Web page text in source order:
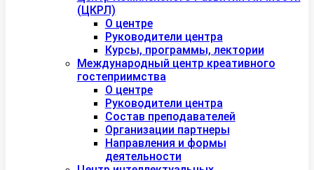
(ЦКРЛ)
О центре
Руководители центра
Курсы, программы, лектории
Международный центр креативного
гостеприимства
О центре
Руководители центра
Состав преподавателей
Организации партнеры
Направления и формы
деятельности